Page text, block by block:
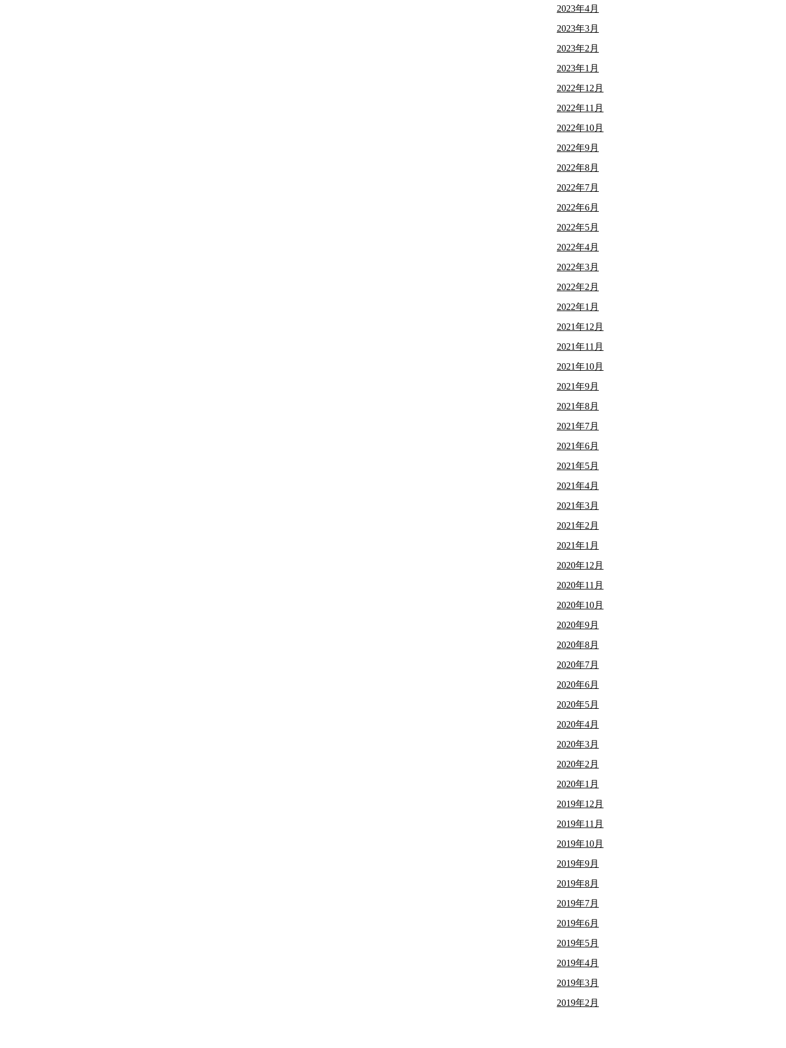
2023年4月
2023年3月
2023年2月
2023年1月
2022年12月
2022年11月
2022年10月
2022年9月
2022年8月
2022年7月
2022年6月
2022年5月
2022年4月
2022年3月
2022年2月
2022年1月
2021年12月
2021年11月
2021年10月
2021年9月
2021年8月
2021年7月
2021年6月
2021年5月
2021年4月
2021年3月
2021年2月
2021年1月
2020年12月
2020年11月
2020年10月
2020年9月
2020年8月
2020年7月
2020年6月
2020年5月
2020年4月
2020年3月
2020年2月
2020年1月
2019年12月
2019年11月
2019年10月
2019年9月
2019年8月
2019年7月
2019年6月
2019年5月
2019年4月
2019年3月
2019年2月